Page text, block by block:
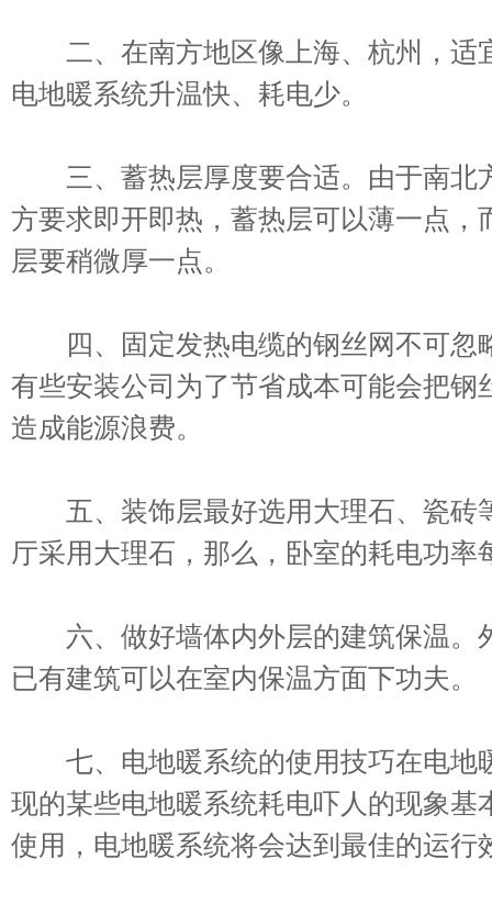
二、在南方地区像上海、杭州，适
电地暖系统升温快、耗电少。
三、蓄热层厚度要合适。由于南北
方要求即开即热，蓄热层可以薄一点
层要稍微厚一点。
四、固定发热电缆的钢丝网不可忽
有些安装公司为了节省成本可能会把
造成能源浪费。
五、装饰层最好选用大理石、瓷砖
厅采用大理石，那么，卧室的耗电功
六、做好墙体内外层的建筑保温。
已有建筑可以在室内保温方面下功夫。
七、电地暖系统的使用技巧在电地
现的某些电地暖系统耗电吓人的现象
使用，电地暖系统将会达到最佳的运行